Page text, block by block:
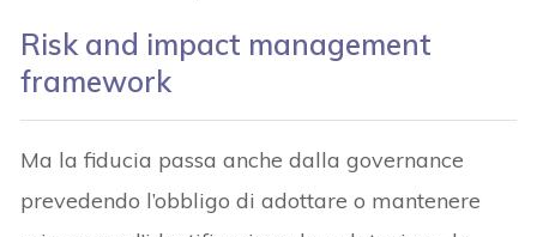
Risk and impact management
framework
Ma la fiducia passa anche dalla governance
prevedendo l’obbligo di adottare o mantenere